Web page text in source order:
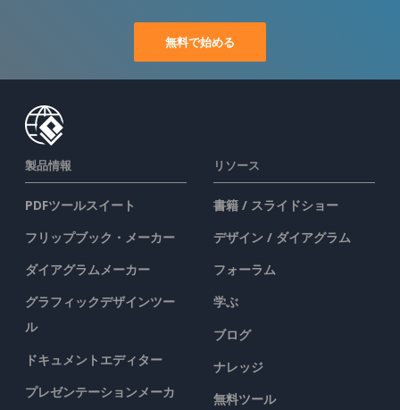
無料で始める
製品情報
PDFツールスイート
フリップブック・メーカー
ダイアグラムメーカー
グラフィックデザインツー
ル
ドキュメントエディター
プレゼンテーションメーカ
リソース
書籍 / スライドショー
デザイン / ダイアグラム
フォーラム
学ぶ
ブログ
ナレッジ
無料ツール